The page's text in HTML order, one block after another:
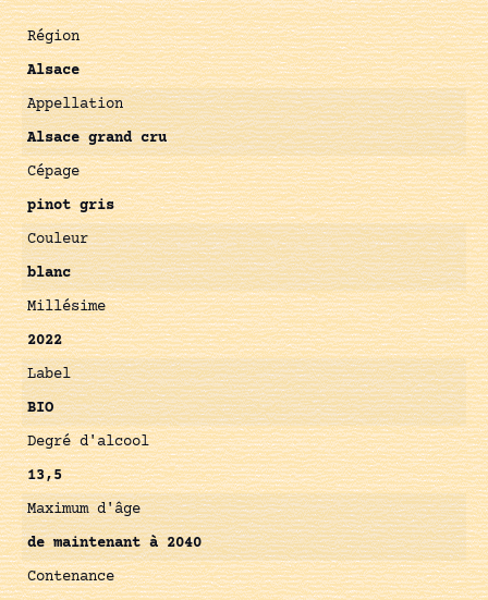
Région
Alsace
Appellation
Alsace grand cru
Cépage
pinot gris
Couleur
blanc
Millésime
2022
Label
BIO
Degré d'alcool
13,5
Maximum d'âge
de maintenant à 2040
Contenance